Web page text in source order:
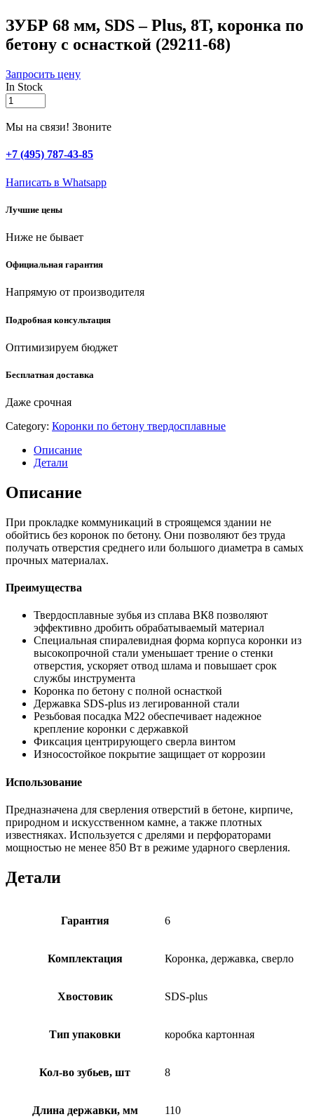
ЗУБР 68 мм, SDS – Plus, 8Т, коронка по
бетону с оснасткой (29211-68)
Запросить цену
In Stock
ЗУБР
68
мм,
Plus,
коронка
бетону
оснасткой
68)
Мы на связи! Звоните
+7 (495) 787-43-85
Написать в Whatsapp
Лучшие цены
Ниже не бывает
Официальная гарантия
Напрямую от производителя
Подробная консультация
Оптимизируем бюджет
Бесплатная доставка
Даже срочная
Category: Коронки по бетону твердосплавные
Описание
Детали
Описание
При прокладке коммуникаций в строящемся здании не
обойтись без коронок по бетону. Они позволяют без труда
получать отверстия среднего или большого диаметра в самых
прочных материалах.
Преимущества
Твердосплавные зубья из сплава ВК8 позволяют
эффективно дробить обрабатываемый материал
Специальная спиралевидная форма корпуса коронки из
высокопрочной стали уменьшает трение о стенки
отверстия, ускоряет отвод шлама и повышает срок
службы инструмента
Коронка по бетону с полной оснасткой
Державка SDS-plus из легированной стали
Резьбовая посадка М22 обеспечивает надежное
крепление коронки с державкой
Фиксация центрирующего сверла винтом
Износостойкое покрытие защищает от коррозии
Использование
Предназначена для сверления отверстий в бетоне, кирпиче,
природном и искусственном камне, а также плотных
известняках. Используется с дрелями и перфораторами
мощностью не менее 850 Вт в режиме ударного сверления.
Детали
Гарантия 6
Комплектация Коронка, державка, сверло
Хвостовик SDS-plus
Тип упаковки коробка картонная
Кол-во зубьев, шт 8
Длина державки, мм 110